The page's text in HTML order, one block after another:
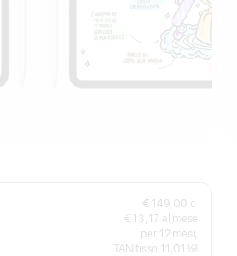
€ 149,00 o
€ 13,17 al mese
per 12 mesi,
TAN fisso 11,01% §